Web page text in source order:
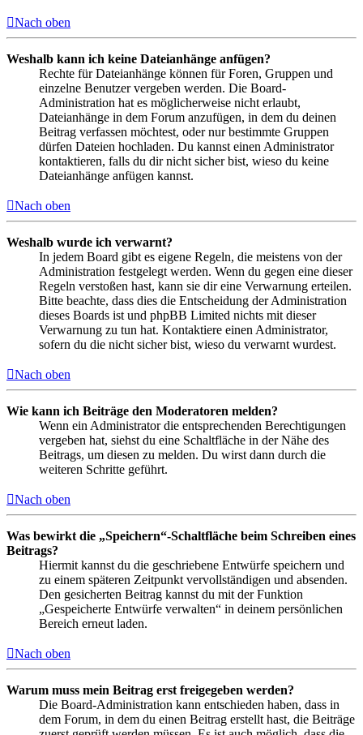
Nach oben
Weshalb kann ich keine Dateianhänge anfügen?
Rechte für Dateianhänge können für Foren, Gruppen und
einzelne Benutzer vergeben werden. Die Board-
Administration hat es möglicherweise nicht erlaubt,
Dateianhänge in dem Forum anzufügen, in dem du deinen
Beitrag verfassen möchtest, oder nur bestimmte Gruppen
dürfen Dateien hochladen. Du kannst einen Administrator
kontaktieren, falls du dir nicht sicher bist, wieso du keine
Dateianhänge anfügen kannst.
Nach oben
Weshalb wurde ich verwarnt?
In jedem Board gibt es eigene Regeln, die meistens von der
Administration festgelegt werden. Wenn du gegen eine dieser
Regeln verstoßen hast, kann sie dir eine Verwarnung erteilen.
Bitte beachte, dass dies die Entscheidung der Administration
dieses Boards ist und phpBB Limited nichts mit dieser
Verwarnung zu tun hat. Kontaktiere einen Administrator,
sofern du die nicht sicher bist, wieso du verwarnt wurdest.
Nach oben
Wie kann ich Beiträge den Moderatoren melden?
Wenn ein Administrator die entsprechenden Berechtigungen
vergeben hat, siehst du eine Schaltfläche in der Nähe des
Beitrags, um diesen zu melden. Du wirst dann durch die
weiteren Schritte geführt.
Nach oben
Was bewirkt die „Speichern“-Schaltfläche beim Schreiben eines
Beitrags?
Hiermit kannst du die geschriebene Entwürfe speichern und
zu einem späteren Zeitpunkt vervollständigen und absenden.
Den gesicherten Beitrag kannst du mit der Funktion
„Gespeicherte Entwürfe verwalten“ in deinem persönlichen
Bereich erneut laden.
Nach oben
Warum muss mein Beitrag erst freigegeben werden?
Die Board-Administration kann entschieden haben, dass in
dem Forum, in dem du einen Beitrag erstellt hast, die Beiträge